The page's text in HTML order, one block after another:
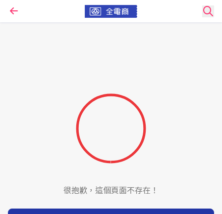
很抱歉，這個頁面不存在！